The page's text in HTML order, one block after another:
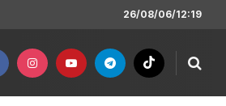
26/08/06/12:19